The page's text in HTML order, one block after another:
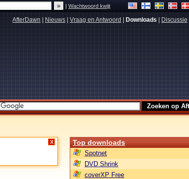
|Wachtwoord kwijt
AfterDawn Nieuws Vraag en Antwoord Downloads Discussie
X Top downloads
Spotnet
DVD Shrink
coverXP Free